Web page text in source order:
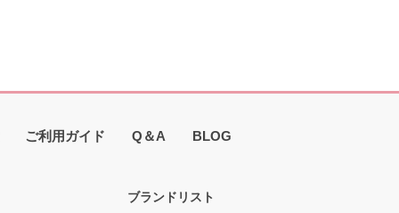
ご利用ガイド Q＆A BLOG
ブランドリスト